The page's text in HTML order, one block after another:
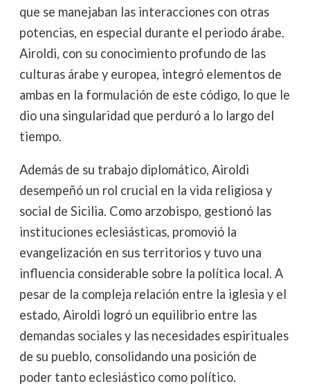
que se manejaban las interacciones con otras
potencias, en especial durante el periodo árabe.
Airoldi, con su conocimiento profundo de las
culturas árabe y europea, integró elementos de
ambas en la formulación de este código, lo que le
dio una singularidad que perduró a lo largo del
tiempo.
Además de su trabajo diplomático, Airoldi
desempeñó un rol crucial en la vida religiosa y
social de Sicilia. Como arzobispo, gestionó las
instituciones eclesiásticas, promovió la
evangelización en sus territorios y tuvo una
influencia considerable sobre la política local. A
pesar de la compleja relación entre la iglesia y el
estado, Airoldi logró un equilibrio entre las
demandas sociales y las necesidades espirituales
de su pueblo, consolidando una posición de
poder tanto eclesiástico como político.